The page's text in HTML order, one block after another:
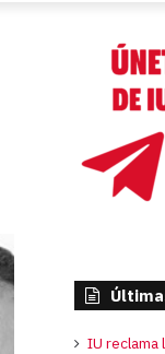
IU reclama